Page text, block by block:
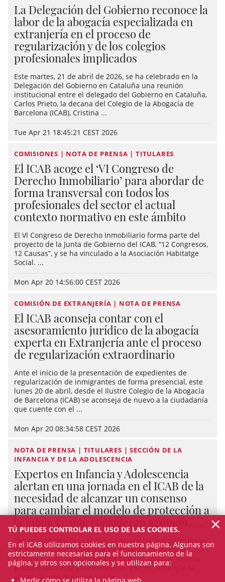
La Delegación del Gobierno reconoce la
labor de la abogacía especializada en
extranjería en el proceso de
regularización y de los colegios
profesionales implicados
Este martes, 21 de abril de 2026, se ha celebrado en la
Delegación del Gobierno en Cataluña una reunión
institucional entre el delegado del Gobierno en Cataluña,
Carlos Prieto, la decana del Colegio de la Abogacía de
Barcelona (ICAB), Cristina ...
Tue Apr 21 18:45:21 CEST 2026
COMISIONES | NOTA DE PRENSA | TITULARES
El ICAB acoge el ‘VI Congreso de
Derecho Inmobiliario’ para abordar de
forma transversal con todos los
profesionales del sector el actual
contexto normativo en este ámbito
El VI Congreso de Derecho Inmobiliario forma parte del
proyecto de la Junta de Gobierno del ICAB, “12 Congresos,
12 Causas”, y se ha vinculado a la Asociación Habitatge
Social. ...
Mon Apr 20 14:56:00 CEST 2026
COMISIÓN DE EXTRANJERÍA | NOTA DE PRENSA
El ICAB aconseja contar con el
asesoramiento jurídico de la abogacía
experta en Extranjería ante el proceso
de regularización extraordinario
Ante el inicio de la presentación de expedientes de
regularización de inmigrantes de forma presencial, este
lunes 20 de abril, desde el Ilustre Colegio de la Abogacía
de Barcelona (ICAB) se aconseja de nuevo a la ciudadanía
que cuente con el ...
Mon Apr 20 08:34:58 CEST 2026
NOTA DE PRENSA | TITULARES | SECCIÓN DE LA
INFANCIA Y DE LA ADOLESCENCIA
Expertos en Infancia y Adolescencia
alertan en una jornada en el ICAB de la
necesidad de alcanzar un consenso
para cambiar el modelo de protección a
la infancia, que consideran agotado, ...
Desde la abogacía se pide una mayor colaboración de las
Administraciones para que los equipos de Infancia
informen a las familias de que pueden solicitar justicia
gratuita para este procedimiento, y se reclama que la
abogacía esté presente desde ...
TÚ PUEDES CONTROLAR EL USO DE LAS COOKIES.
En el ICAB utilizamos cookies en nuestra página. Algunas son
estrictamente necesarias para el funcionamiento de la
página, y otros son opcionales y se utilizan para:
×